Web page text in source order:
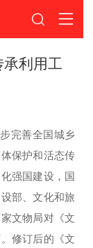
利用工
完善全国城乡
保护和活态传
强国建设，国
部、文化和旅
文物局对《文
修订后的《文